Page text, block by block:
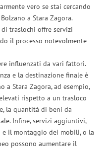
vero se stai cercando
a Stara Zagora.
traslochi offre servizi
il processo notevolmente
influenzati da vari fattori.
e la destinazione finale è
a Stara Zagora, ad esempio,
rispetto a un trasloco
la quantità di beni da
Infine, servizi aggiuntivi,
e il montaggio dei mobili, o la
possono aumentare il